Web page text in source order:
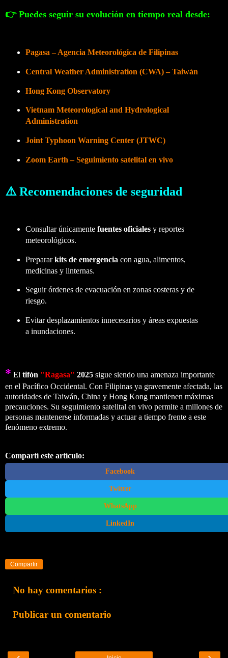
👉 Puedes seguir su evolución en tiempo real desde:
Pagasa – Agencia Meteorológica de Filipinas
Central Weather Administration (CWA) – Taiwán
Hong Kong Observatory
Vietnam Meteorological and Hydrological
Administration
Joint Typhoon Warning Center (JTWC)
Zoom Earth – Seguimiento satelital en vivo
⚠️ Recomendaciones de seguridad
Consultar únicamente fuentes oficialesy reportes
meteorológicos.
Prepararkits de emergencia con agua, alimentos,
medicinas y linternas.
Seguir órdenes de evacuación en zonas costeras y de
riesgo.
Evitar desplazamientos innecesarios y áreas expuestas
a inundaciones.
* El tifón "Ragasa" 2025 sigue siendo una amenaza importante
en el Pacífico Occidental. Con Filipinas ya gravemente afectada, las
autoridades de Taiwán, China y Hong Kong mantienen máximas
precauciones. Su seguimiento satelital en vivo permite a millones de
personas mantenerse informadas y actuar a tiempo frente a este
fenómeno extremo.
Compartí este artículo:
Facebook
Twitter
WhatsApp
LinkedIn
Compartir
No hay comentarios :
Publicar un comentario